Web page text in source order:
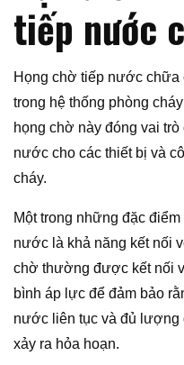
tiếp nước
Họng chờ tiếp nước chữa
trong hệ thống phòng
họng chờ này đóng vai
nước cho các thiết bị và
cháy.
Một trong những đặc
nước là khả năng kết nối
chờ thường được kết nối
bình áp lực để đảm bảo
nước liên tục và đủ
xảy ra hỏa hoạn.